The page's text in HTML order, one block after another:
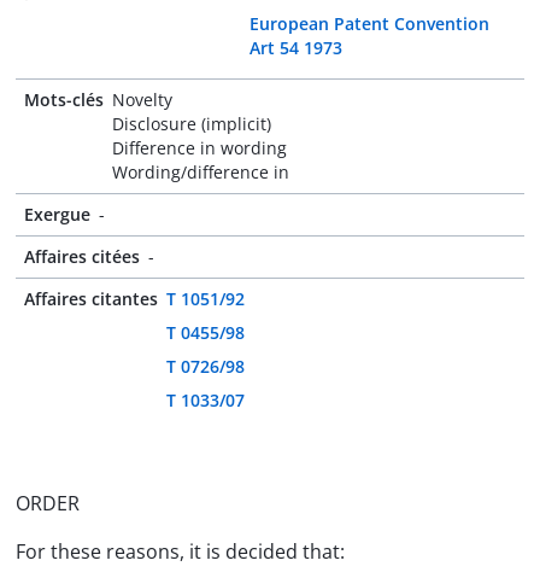
European Patent Convention
Art 54 1973
Mots-clés Novelty
Disclosure (implicit)
Difference in wording
Wording/difference in
Exergue -
Affaires citées -
Affaires citantes T 1051/92
T 0455/98
T 0726/98
T 1033/07
ORDER
For these reasons, it is decided that: